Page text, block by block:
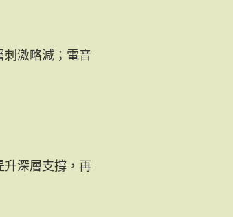
刺激略減；電音
升深層支撐，再